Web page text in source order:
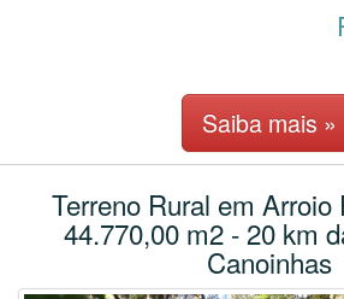
Saiba mais »
Terreno Rural em Arroio
44.770,00 m2 - 20 km
Canoinhas